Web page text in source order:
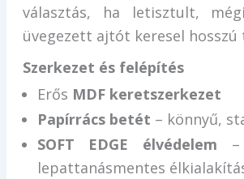
választás, ha letisztult,
üvegezett ajtót keresel hosszú
Szerkezet és felépítés
Erős MDF keretszerkezet
Papírrács betét – könnyű,
SOFT EDGE élvédelem –
lepattanásmentes